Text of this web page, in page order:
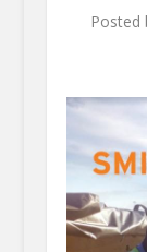
Posted